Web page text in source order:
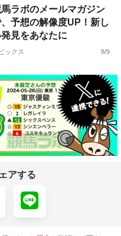
ラボのメールマガジン
予想の解像度UP！新し
見をあなたに
ックス 8/9
アする